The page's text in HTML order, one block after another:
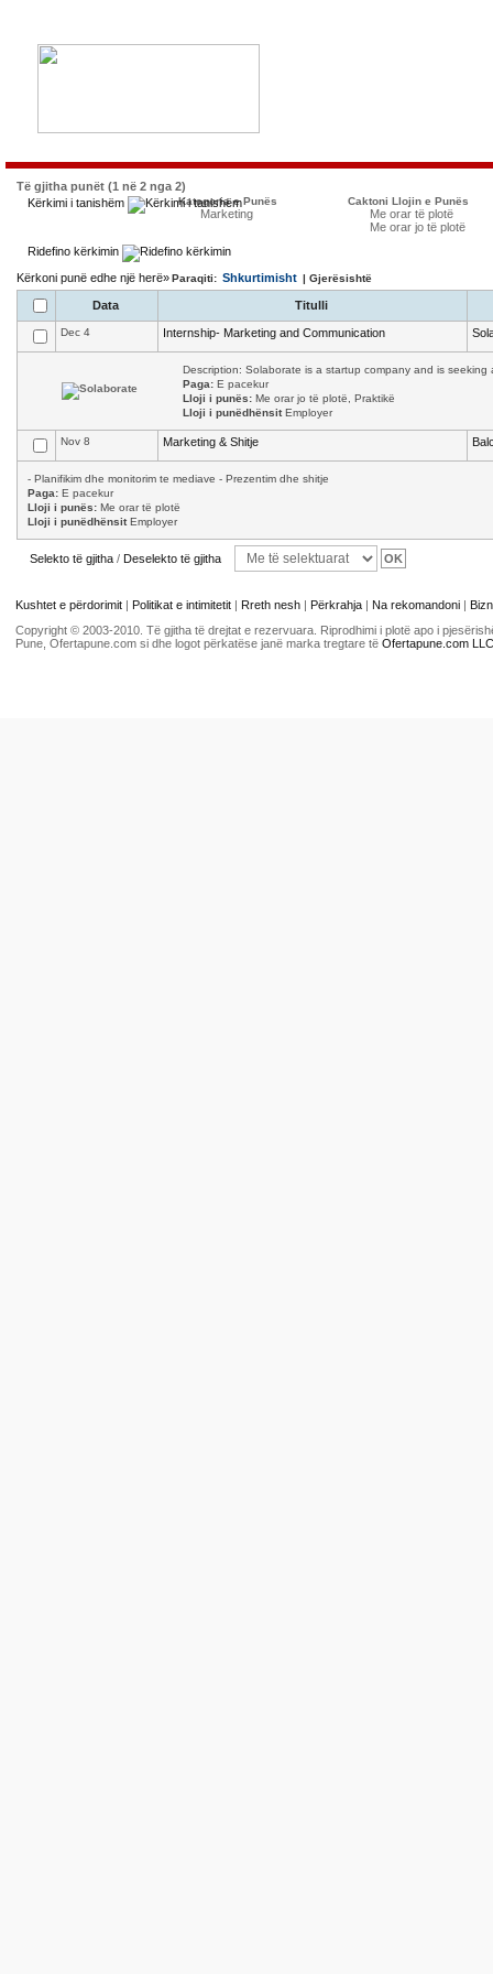
Të gjitha punët (1 në 2 nga 2)
Kërkimi i tanishëm
Kategoria e Punës
Marketing
Caktoni Llojin e Punës
Me orar të plotë
Me orar jo të plotë
Ridefino kërkimin
Kërkoni punë edhe një herë»Paraqiti: Shkurtimisht | Gjerësishtë
Data Titulli
Dec 4 Internship- Marketing and Communication
Description: Solaborate is a startup company and is
Paga: E pacekur
Lloji i punës: Me orar jo të plotë, Praktikë
Lloji i punëdhënsitEmployer
Nov 8 Marketing & Shitje
- Planifikim dhe monitorim te mediave - Prezentim dhe shitje
Paga: E pacekur
Lloji i punës: Me orar të plotë
Lloji i punëdhënsitEmployer
Selekto të gjitha / Deselekto të gjitha
Kushtet e përdorimit | Politikat e intimitetit | Rreth nesh | Përkrahja | Na rekomandoni |
Copyright © 2003-2010. Të gjitha të drejtat e rezervuara. Riprodhimi i plotë apo i
Pune, Ofertapune.com si dhe logot përkatëse janë marka tregtare të Ofertapune.com LLC